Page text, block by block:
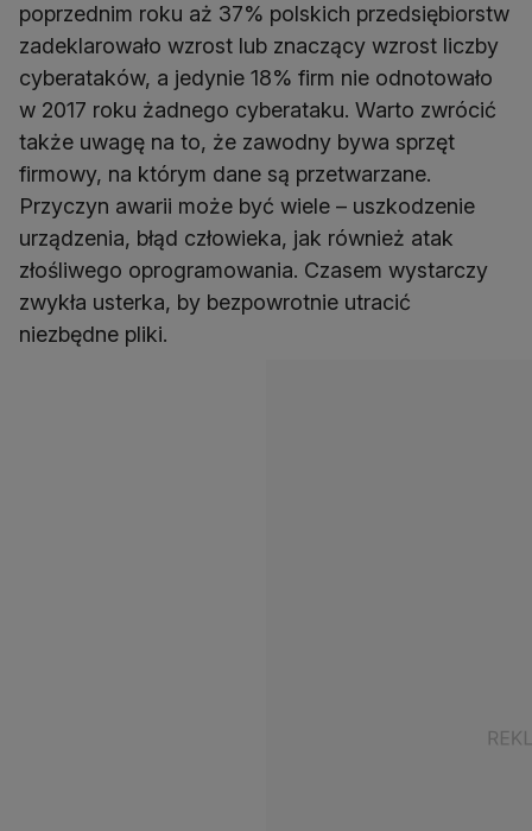
poprzednim roku aż 37% polskich przedsiębiorstw
zadeklarowało wzrost lub znaczący wzrost liczby
cyberataków, a jedynie 18% firm nie odnotowało
w 2017 roku żadnego cyberataku. Warto zwrócić
także uwagę na to, że zawodny bywa sprzęt
firmowy, na którym dane są przetwarzane.
Przyczyn awarii może być wiele – uszkodzenie
urządzenia, błąd człowieka, jak również atak
złośliwego oprogramowania. Czasem wystarczy
zwykła usterka, by bezpowrotnie utracić
niezbędne pliki.